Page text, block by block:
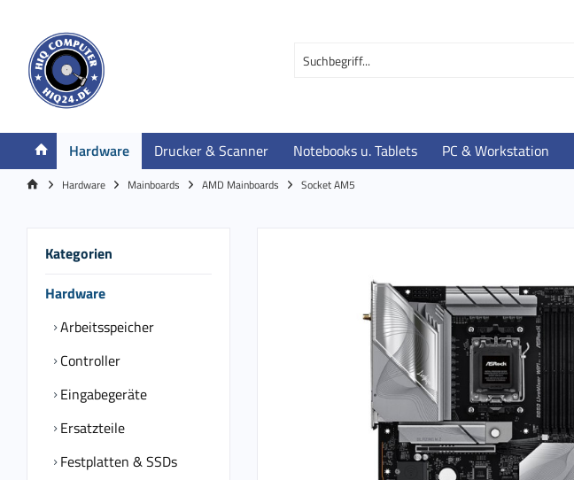
Hardware Drucker & Scanner Notebooks u. Tablets PC & Workstation
Hardware Mainboards AMD Mainboards Socket AM5
Kategorien
Hardware
Arbeitsspeicher
Controller
Eingabegeräte
Ersatzteile
Festplatten & SSDs